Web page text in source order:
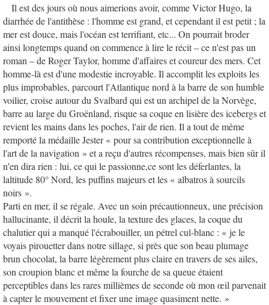
Il est des jours où nous aimerions avoir, comme Victor Hugo, la
diarrhée de l'antithèse : l'homme est grand, et cependant il est petit ; la
mer est douce, mais l'océan est terrifiant, etc... On pourrait broder
ainsi longtemps quand on commence à lire le récit – ce n'est pas un
roman – de Roger Taylor, homme d'affaires et coureur des mers. Cet
homme-là est d'une modestie incroyable. Il accomplit les exploits les
plus improbables, parcourt l'Atlantique nord à la barre de son humble
voilier, croise autour du Svalbard qui est un archipel de la Norvège,
barre au large du Groënland, risque sa coque en lisière des icebergs et
revient les mains dans les poches, l'air de rien. Il a tout de même
remporté la médaille Jester « pour sa contribution exceptionnelle à
l'art de la navigation » et a reçu d'autres récompenses, mais bien sûr il
n'en dira rien : lui, ce qui le passionne,ce sont les déferlantes, la
laltitude 80° Nord, les puffins majeurs et les « albatros à sourcils
noirs ».
Parti en mer, il se régale. Avec un soin précautionneux, une précision
hallucinante, il décrit la houle, la texture des glaces, la coque du
chalutier qui a manqué l'écrabouiller, un pétrel cul-blanc : « je le
voyais pirouetter dans notre sillage, si près que son beau plumage
brun chocolat, la barre légèrement plus claire en travers de ses ailes,
son croupion blanc et même la fourche de sa queue étaient
perceptibles dans les rares millièmes de seconde où mon œil parvenait
à capter le mouvement et fixer une image quasiment nette. »